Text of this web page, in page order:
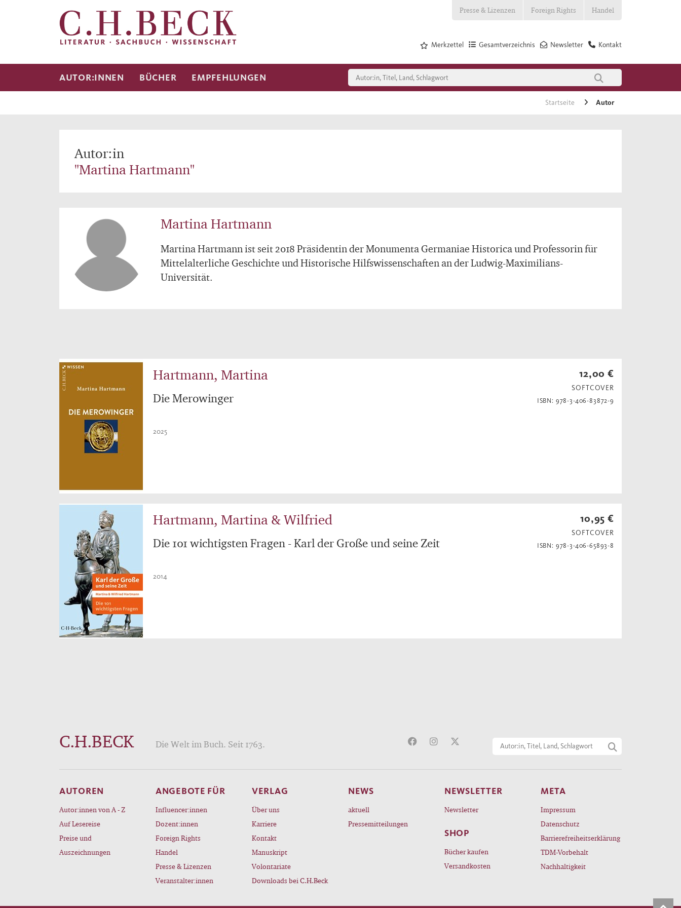
Presse & Lizenzen Foreign Rights Handel
Kontakt
Newsletter
Gesamtverzeichnis
Merkzettel
AUTOR:INNEN BÜCHER EMPFEHLUNGEN
Startseite Autor
Autor:in
"Martina Hartmann"
Martina Hartmann
Martina Hartmann ist seit 2018 Präsidentin der Monumenta Germaniae Historica und Professorin für
Mittelalterliche Geschichte und Historische Hilfswissenschaften an der Ludwig-Maximilians-
Universität.
Hartmann, Martina
Die Merowinger
2025
12,00 €
SOFTCOVER
ISBN: 978-3-406-83872-9
Hartmann, Martina & Wilfried
Die 101 wichtigsten Fragen - Karl der Große und seine Zeit
2014
10,95 €
SOFTCOVER
ISBN: 978-3-406-65893-8
C.H.BECK Die Welt im Buch. Seit 1763.
AUTOREN
Autor:innen von A - Z
Auf Lesereise
Preise und
Auszeichnungen
ANGEBOTE FÜR
Influencer:innen
Dozent:innen
Foreign Rights
Handel
Presse & Lizenzen
Veranstalter:innen
VERLAG
Über uns
Karriere
Kontakt
Manuskript
Volontariate
Downloads bei C.H.Beck
NEWS
aktuell
Pressemitteilungen
NEWSLETTER
Newsletter
SHOP
Bücher kaufen
Versandkosten
META
Impressum
Datenschutz
Barrierefreiheitserklärung
TDM-Vorbehalt
Nachhaltigkeit